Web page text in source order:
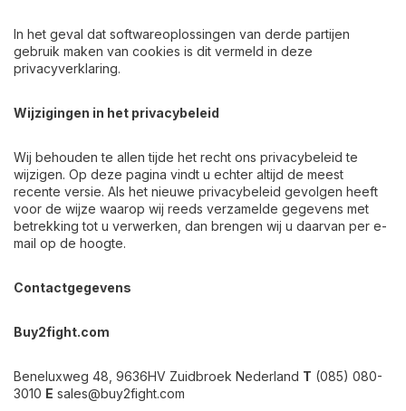
In het geval dat softwareoplossingen van derde partijen
gebruik maken van cookies is dit vermeld in deze
privacyverklaring.
Wijzigingen in het privacybeleid
Wij behouden te allen tijde het recht ons privacybeleid te
wijzigen. Op deze pagina vindt u echter altijd de meest
recente versie. Als het nieuwe privacybeleid gevolgen heeft
voor de wijze waarop wij reeds verzamelde gegevens met
betrekking tot u verwerken, dan brengen wij u daarvan per e-
mail op de hoogte.
Contactgegevens
Buy2fight.com
Beneluxweg 48, 9636HV Zuidbroek Nederland T (085) 080-
3010 E sales@buy2fight.com